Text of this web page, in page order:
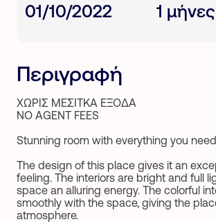
Περιγραφή
ΧΩΡΙΣ ΜΕΣΙΤΚΑ ΕΞΟΔΑ
NO AGENT FEES
Stunning room with everything you
The design of this place gives it an
feeling. The interiors are bright and full
space an alluring energy. The colorful
smoothly with the space, giving the
atmosphere.
01/10/2022 1 μήνες